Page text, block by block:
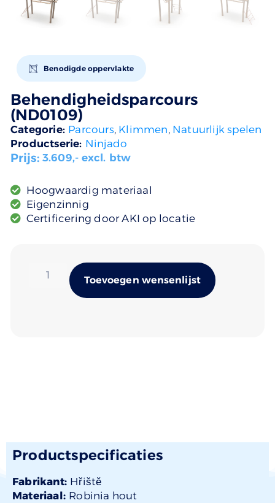
Benodigde oppervlakte
Behendigheidsparcours
(ND0109)
Categorie: Parcours, Klimmen, Natuurlijk spelen
Productserie: Ninjado
Prijs:3.609,- excl. btw
Hoogwaardig materiaal
Eigenzinnig
Certificering door AKI op locatie
Toevoegen wensenlijst
Productspecificaties
Fabrikant: Hřiště
Materiaal: Robinia hout